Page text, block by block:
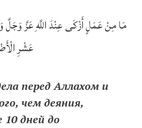
مَا مِنْ عَمَلٍ أَزْكَى عِنْدَ اللَّهِ عَزَّ وَجَلَّ
عَشْرِ
перед Аллахом и
чем деяния,
10 дней до